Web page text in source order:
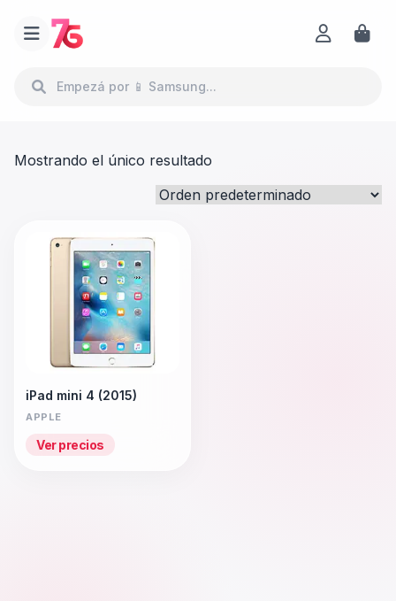
Mostrando el único resultado
iPad mini 4 (2015)
APPLE
Ver precios